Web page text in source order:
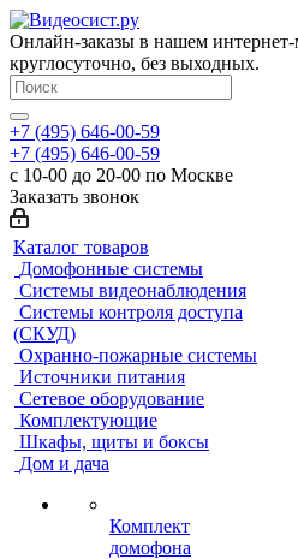
Онлайн-заказы в нашем
круглосуточно, без выходных.
+7 (495) 646-00-59
+7 (495) 646-00-59
с 10-00 до 20-00 по Москве
Заказать звонок
Каталог товаров
Домофонные системы
Системы видеонаблюдения
Системы контроля доступа
(СКУД)
Охранно-пожарные системы
Источники питания
Сетевое оборудование
Комплектующие
Шкафы, щиты и боксы
Дом и дача
Комплект
домофона